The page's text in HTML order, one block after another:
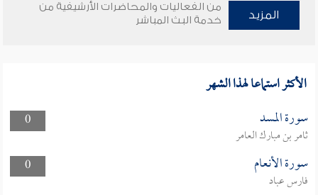
المزيد
من الفعاليات والمحاضرات الأرشيفية من
خدمة البث المباشر
الأكثر استماعا لهذا الشهر
0 سورة المسد
ثامر بن مبارك العامر
0
سورة الأنعام
فارس عباد